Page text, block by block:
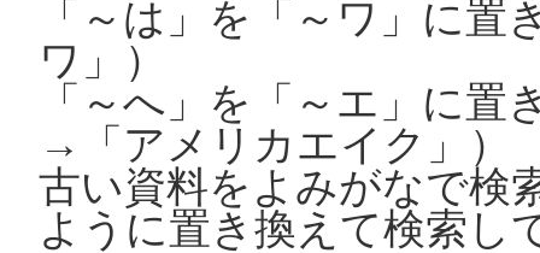
「～は」を「～ワ」に
ワ」）
「～へ」を「～エ」に
→「アメリカエイク」）
古い資料をよみがなで検
ように置き換えて検索し